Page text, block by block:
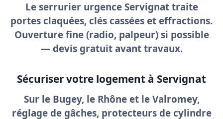
Le serrurier urgence Servignattraite
portes claquées, clés cassées et effractions.
Ouverture fine (radio, palpeur) si possible
—devis gratuitavant travaux.
Sécuriser votre logement à Servignat
Sur le Bugey, le Rhône et le Valromey,
réglage de gâches, protecteurs de cylindre